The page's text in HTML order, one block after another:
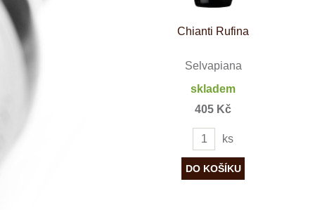
Chianti Rufina
Selvapiana
skladem
405 Kč
ks